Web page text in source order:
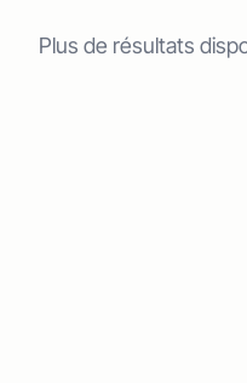
Plus de résultats